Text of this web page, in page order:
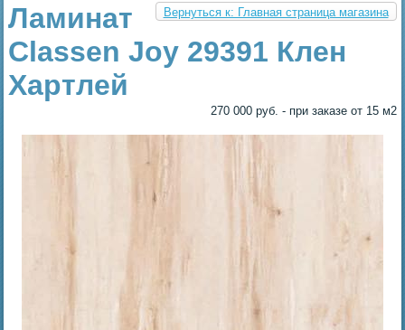
Вернуться к: Главная страница магазина
Ламинат
Classen Joy 29391 Клен
Хартлей
270 000 руб. - при заказе от 15 м2